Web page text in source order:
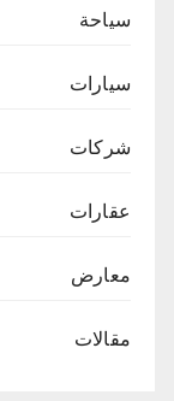
سياحة
سيارات
شركات
عقارات
معارض
مقالات